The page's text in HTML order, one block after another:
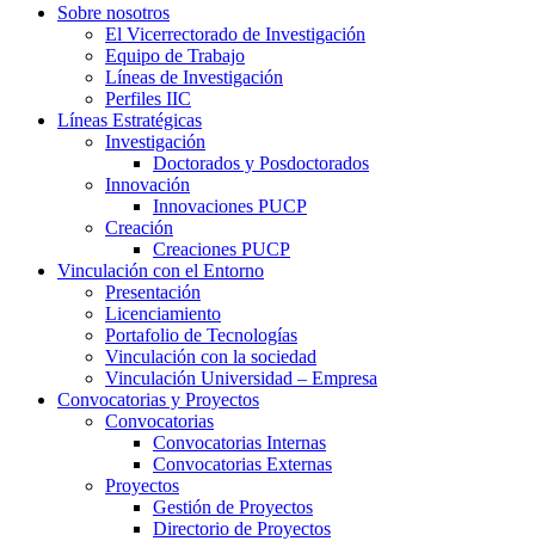
Sobre nosotros
El Vicerrectorado de Investigación
Equipo de Trabajo
Líneas de Investigación
Perfiles IIC
Líneas Estratégicas
Investigación
Doctorados y Posdoctorados
Innovación
Innovaciones PUCP
Creación
Creaciones PUCP
Vinculación con el Entorno
Presentación
Licenciamiento
Portafolio de Tecnologías
Vinculación con la sociedad
Vinculación Universidad – Empresa
Convocatorias y Proyectos
Convocatorias
Convocatorias Internas
Convocatorias Externas
Proyectos
Gestión de Proyectos
Directorio de Proyectos